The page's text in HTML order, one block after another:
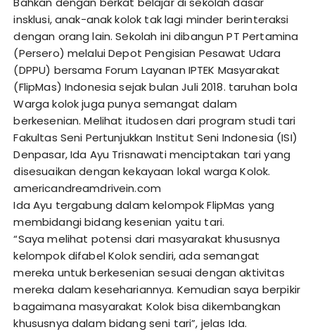
insklusi, anak-anak kolok tak lagi minder berinteraksi
dengan orang lain. Sekolah ini dibangun PT Pertamina
(Persero) melalui Depot Pengisian Pesawat Udara
(DPPU) bersama Forum Layanan IPTEK Masyarakat
(FlipMas) Indonesia sejak bulan Juli 2018. taruhan bola
Warga kolok juga punya semangat dalam
berkesenian. Melihat itudosen dari program studi tari
Fakultas Seni Pertunjukkan Institut Seni Indonesia (ISI)
Denpasar, Ida Ayu Trisnawati menciptakan tari yang
disesuaikan dengan kekayaan lokal warga Kolok.
americandreamdrivein.com
Ida Ayu tergabung dalam kelompok FlipMas yang
membidangi bidang kesenian yaitu tari.
“Saya melihat potensi dari masyarakat khususnya
kelompok difabel Kolok sendiri, ada semangat
mereka untuk berkesenian sesuai dengan aktivitas
mereka dalam kesehariannya. Kemudian saya berpikir
bagaimana masyarakat Kolok bisa dikembangkan
khususnya dalam bidang seni tari”, jelas Ida.